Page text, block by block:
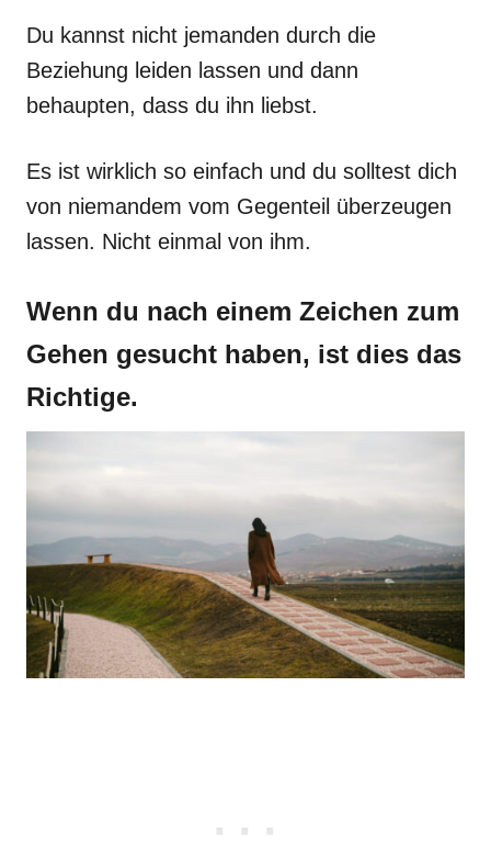
Du kannst nicht jemanden durch die
Beziehung leiden lassen und dann
behaupten, dass du ihn liebst.
Es ist wirklich so einfach und du solltest dich
von niemandem vom Gegenteil überzeugen
lassen. Nicht einmal von ihm.
Wenn du nach einem Zeichen zum
Gehen gesucht haben, ist dies das
Richtige.